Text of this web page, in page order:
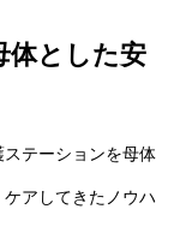
体とした安
テーションを母体
アしてきたノウハ